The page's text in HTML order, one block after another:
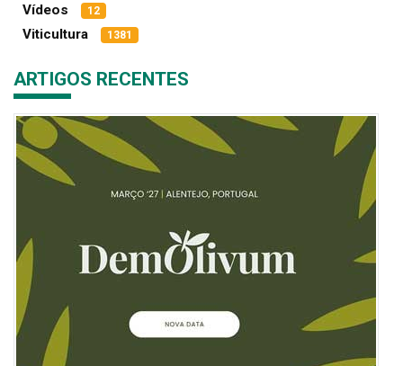
Vídeos 12
Viticultura 1381
ARTIGOS RECENTES